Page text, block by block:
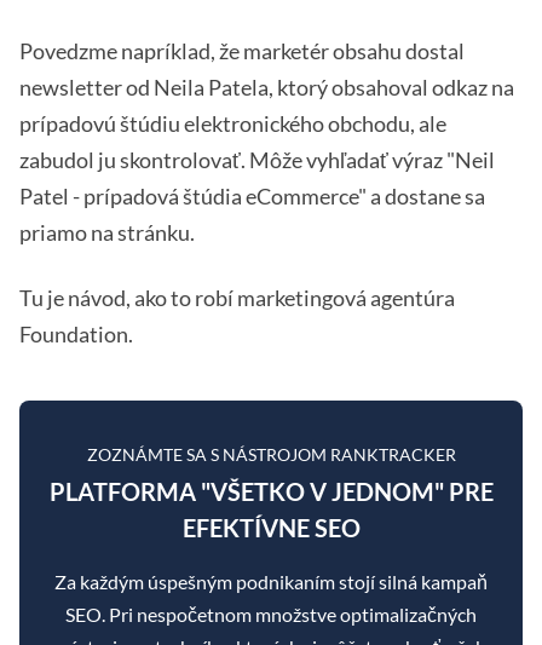
Povedzme napríklad, že marketér obsahu dostal
newsletter od Neila Patela, ktorý obsahoval odkaz na
prípadovú štúdiu elektronického obchodu, ale
zabudol ju skontrolovať. Môže vyhľadať výraz "Neil
Patel - prípadová štúdia eCommerce" a dostane sa
priamo na stránku.
Tu je návod, ako to robí marketingová agentúra
Foundation.
ZOZNÁMTE SA S NÁSTROJOM RANKTRACKER
PLATFORMA "VŠETKO V JEDNOM" PRE
EFEKTÍVNE SEO
Za každým úspešným podnikaním stojí silná kampaň
SEO. Pri nespočetnom množstve optimalizačných